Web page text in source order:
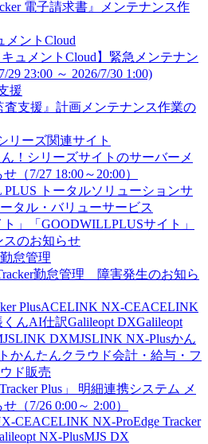
電子請求書』メンテナンス作
メントCloud
キュメントCloud】緊急メンテナン
29 23:00 ～ 2026/7/30 1:00)
援
査支援』計画メンテナンス作業の
リーズ関連サイト
ん！シリーズサイトのサーバーメ
（7/27 18:00～20:00）
PLUS トータルソリューションサ
タル・バリューサービス
ト」「GOODWILLPLUSサイト」
スのお知らせ
怠管理
勤怠管理 障害発生のお知ら
PlusACELINK NX-CEACELINK
んAI仕訳Galileopt DXGalileopt
DXMJSLINK NX-Plusかん
かんたんクラウド会計・給与・フ
ド販売
Plus」 明細連携システム メ
（7/26 0:00～ 2:00）
CEACELINK NX-ProEdge Tracker
NX-PlusMJS DX